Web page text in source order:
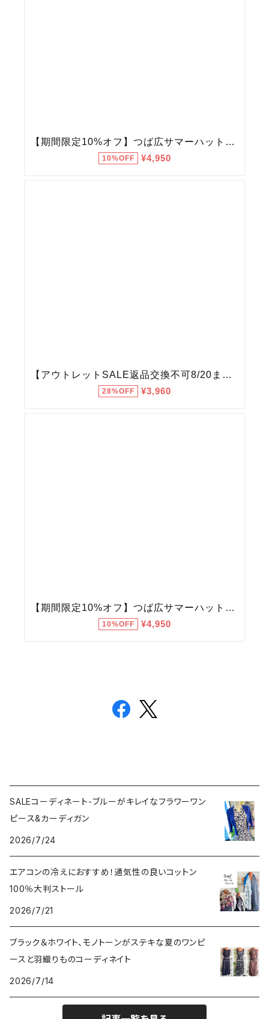
SALEコーディネート-ブルーがキレイなフラワーワン
ピース&カーディガン
2026/7/24
エアコンの冷えにおすすめ！通気性の良いコットン
100％大判ストール
2026/7/21
ブラック＆ホワイト、モノトーンがステキな夏のワンピ
ースと羽織りものコーディネイト
2026/7/14